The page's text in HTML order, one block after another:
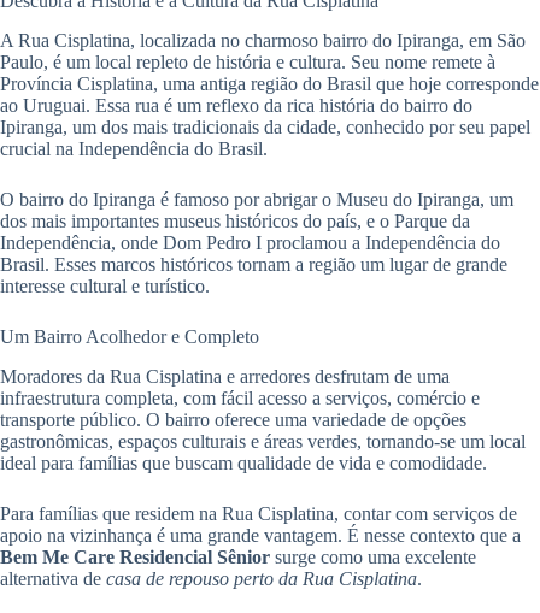
A Rua Cisplatina, localizada no charmoso bairro do Ipiranga, em São
Paulo, é um local repleto de história e cultura. Seu nome remete à
Província Cisplatina, uma antiga região do Brasil que hoje corresponde
ao Uruguai. Essa rua é um reflexo da rica história do bairro do
Ipiranga, um dos mais tradicionais da cidade, conhecido por seu papel
crucial na Independência do Brasil.
O bairro do Ipiranga é famoso por abrigar o Museu do Ipiranga, um
dos mais importantes museus históricos do país, e o Parque da
Independência, onde Dom Pedro I proclamou a Independência do
Brasil. Esses marcos históricos tornam a região um lugar de grande
interesse cultural e turístico.
Um Bairro Acolhedor e Completo
Moradores da Rua Cisplatina e arredores desfrutam de uma
infraestrutura completa, com fácil acesso a serviços, comércio e
transporte público. O bairro oferece uma variedade de opções
gastronômicas, espaços culturais e áreas verdes, tornando-se um local
ideal para famílias que buscam qualidade de vida e comodidade.
Para famílias que residem na Rua Cisplatina, contar com serviços de
apoio na vizinhança é uma grande vantagem. É nesse contexto que a
Bem Me Care Residencial Sênior surge como uma excelente
alternativa de casa de repouso perto da Rua Cisplatina.